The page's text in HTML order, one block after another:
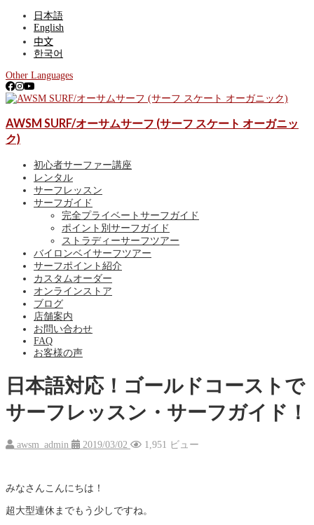
日本語
English
中文
한국어
Other Languages
AWSM SURF/オーサムサーフ (サーフ スケー
ト オーガニック)
プ。アルメリックやJSサーフボードなど常時300本以上を展開。各種レ
ンタル、初心者向けサーフィン体験、有名スポットを巡るサーフガイ
AWSM SURF/オーサムサーフ (サーフ スケート オーガニッ
ク)
初心者サーファー講座
レンタル
サーフレッスン
サーフガイド
完全プライベートサーフガイド
ポイント別サーフガイド
ストラディーサーフツアー
バイロンベイサーフツアー
サーフポイント紹介
カスタムオーダー
オンラインストア
ブログ
店舗案内
お問い合わせ
FAQ
お客様の声
日本語対応！ゴールドコーストで
サーフレッスン・サーフガイド！
awsm_admin 2019/03/02 1,951 ビュー
みなさんこんにちは！
超大型連休までもう少しですね。